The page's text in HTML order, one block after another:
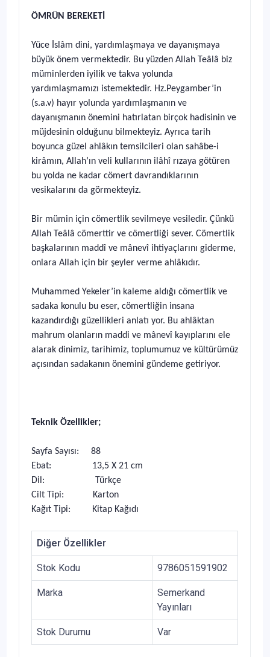
ÖMRÜN BEREKETİ
Yüce İslâm dini, yardımlaşmaya ve dayanışmaya
büyük önem vermektedir. Bu yüzden Allah Teâlâ biz
müminlerden iyilik ve takva yolunda
yardımlaşmamızı istemektedir. Hz.Peygamber’in
(s.a.v) hayır yolunda yardımlaşmanın ve
dayanışmanın önemini hatırlatan birçok hadisinin ve
müjdesinin olduğunu bilmekteyiz. Ayrıca tarih
boyunca güzel ahlâkın temsilcileri olan sahâbe-i
kirâmın, Allah’ın veli kullarının ilâhî rızaya götüren
bu yolda ne kadar cömert davrandıklarının
vesikalarını da görmekteyiz.
Bir mümin için cömertlik sevilmeye vesiledir. Çünkü
Allah Teâlâ cömerttir ve cömertliği sever. Cömertlik
başkalarının maddî ve mânevî ihtiyaçlarını giderme,
onlara Allah için bir şeyler verme ahlâkıdır.
Muhammed Yekeler’in kaleme aldığı cömertlik ve
sadaka konulu bu eser, cömertliğin insana
kazandırdığı güzellikleri anlatı yor. Bu ahlâktan
mahrum olanların maddi ve mânevî kayıplarını ele
alarak dinimiz, tarihimiz, toplumumuz ve kültürümüz
açısından sadakanın önemini gündeme getiriyor.
Teknik Özellikler;
Sayfa Sayısı: 88
Ebat: 13,5 X 21 cm
Dil: Türkçe
Cilt Tipi: Karton
Kağıt Tipi: Kitap Kağıdı
Diğer Özellikler
Stok Kodu 9786051591902
Marka
Semerkand
Yayınları
Stok Durumu Var